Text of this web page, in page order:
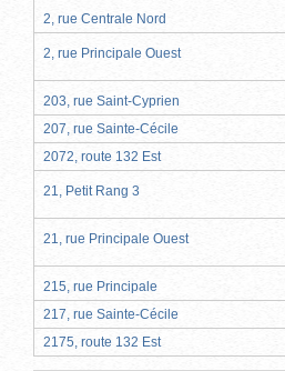
2, rue Centrale Nord
2, rue Principale Ouest
203, rue Saint-Cyprien
207, rue Sainte-Cécile
2072, route 132 Est
21, Petit Rang 3
21, rue Principale Ouest
215, rue Principale
217, rue Sainte-Cécile
2175, route 132 Est